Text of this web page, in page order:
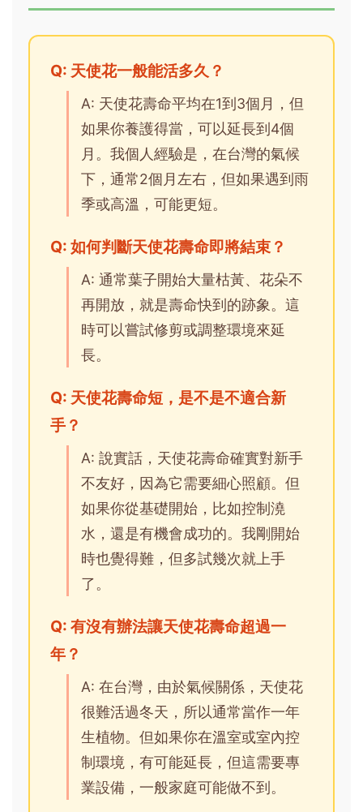
Q: 天使花一般能活多久？
A: 天使花壽命平均在1到3個月，但
如果你養護得當，可以延長到4個
月。我個人經驗是，在台灣的氣候
下，通常2個月左右，但如果遇到雨
季或高溫，可能更短。
Q: 如何判斷天使花壽命即將結束？
A: 通常葉子開始大量枯黃、花朵不
再開放，就是壽命快到的跡象。這
時可以嘗試修剪或調整環境來延
長。
Q: 天使花壽命短，是不是不適合新
手？
A: 說實話，天使花壽命確實對新手
不友好，因為它需要細心照顧。但
如果你從基礎開始，比如控制澆
水，還是有機會成功的。我剛開始
時也覺得難，但多試幾次就上手
了。
Q: 有沒有辦法讓天使花壽命超過一
年？
A: 在台灣，由於氣候關係，天使花
很難活過冬天，所以通常當作一年
生植物。但如果你在溫室或室內控
制環境，有可能延長，但這需要專
業設備，一般家庭可能做不到。